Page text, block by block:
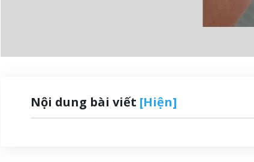
Nội dung bài viết [Hiện]